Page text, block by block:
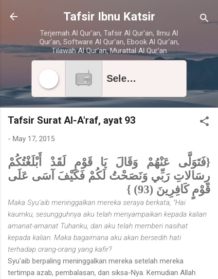
Skip to main content
Tafsir Ibnu Katsir
Terjemah Al Qur'an, Tafsir Al Qur'an, Ilmu Al
Qur'an, Software Al Qur'an, Ebook Al Qur'an,
Tilawah Al Qur'an, Murattal Al Qur'an
Select radio station
Tafsir Surat Al-A'raf, ayat 93
- May 17, 2015
{فَتَوَلَّى عَنْهُمْ وَقَالَ يَا قَوْمِ لَقَدْ أَبْلَغْتُكُمْ
رِسَالاتِ رَبِّي وَنَصَحْتُ لَكُمْ فَكَيْفَ آسَى عَلَى
قَوْمٍ كَافِرِينَ (93) }
Maka Syu’aib meninggalkan mereka seraya berkata, "Hai
kaumku, sesungguhnya aku telah menyampaikan kepada kalian
amanat-amanat Tuhanku, dan aku telah memberi nasihat
kepada kalian. Maka bagaimana aku akan bersedih hati
terhadap orang-orang yang kafir?
Syu'aib berpaling meninggalkan mereka setelah mereka
tertimpa azab, pembalasan, dan siksa-Nya. Kemudian Allah